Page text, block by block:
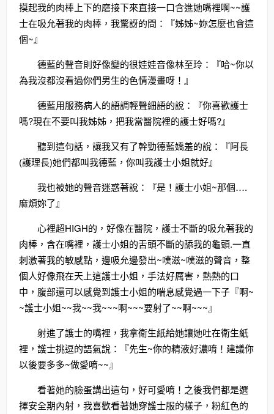
摸起我的肉棒上下的磨接下來直接一口含進她嘴裡啊~~護
士在吸允著我的肉棒，我驚訝的問：『姊姊~妳怎麼也會這
個~』
德藍的聲音則好像變的很娃娃音像林至玲：『哈~你以
為我沒都沒看過你們男生的色情漫畫呀！』
德藍用服務病人的語調輕聲細語的說：『你喜歡護士
嗎?現在不要叫我姊姊，把我當醫院裡的護士好嗎?』
聽到這句話，讓我又有了幹勁德藍嬌羞的說：『阿長
(護理長)她們都叫我德藍，你叫我護士小姐就好』
我也被她的聲音迷惑著說：『是！護士小姐~那個….
麻煩妳了』
心裡超HIGH的，好像在醫院，護士不斷的吸允著我的
肉棒，含在嘴裡，護士小姐的舌頭不斷的舔我的龜頭.一直
刺激著我的敏感點，邊吸允邊發出~噗滋~噗滋的聲音，整
個人好像飛在天上這護士小姐，手法好厲害，熱熱的口
中，腹部還可以感覺到護士小姐的喘息感覺過一下子『啊~
~護士小姐~~我~~我~~~啊~~~要射了~~啊~~~』
射進了護士的嘴裡，我拿衛生紙給她讓她吐在衛生紙
裡，護士挑逗的語氣說：『先生~你的精液好濃唷！建議你
以後要多多~做愛唷~~』
看著她的臉蛋講出這句，好可愛唷！之後我們都是選
擇安全期內射，我喜歡看著她穿護士服的樣子，粉紅色的